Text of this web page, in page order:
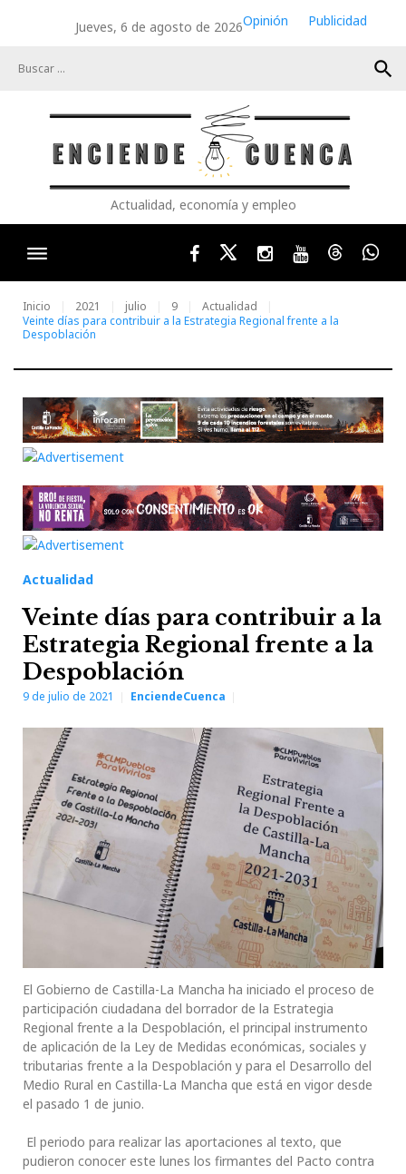
Jueves, 6 de agosto de 2026Opinión
Publicidad
search
Actualidad, economía y empleo
FacebookTwitterInstagram
YoutubeThreads
Inicio 2021 julio 9
Actualidad
Veinte días para contribuir a la Estrategia Regional frente a la
Despoblación
Actualidad
Veinte días para contribuir a la
Estrategia Regional frente a la
Despoblación
9 de julio de 2021 EnciendeCuenca
El Gobierno de Castilla-La Mancha ha iniciado el proceso de
participación ciudadana del borrador de la Estrategia
Regional frente a la Despoblación, el principal instrumento
de aplicación de la Ley de Medidas económicas, sociales y
tributarias frente a la Despoblación y para el Desarrollo del
Medio Rural en Castilla-La Mancha que está en vigor desde
el pasado 1 de junio.
El periodo para realizar las aportaciones al texto, que
pudieron conocer este lunes los firmantes del Pacto contra